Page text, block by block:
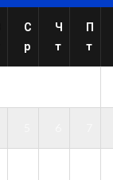
С
р
Ч
т
П
т